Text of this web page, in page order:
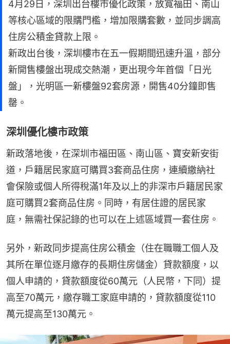
4月29日，深圳出台樓市優化政策，放寬福田、南山
等核心區域的限購門檻，增加限購套數，並同步調高
住房公積金貸款上限。
新政出台後，深圳樓市在五一假期間迅速升溫，部分
新開售樓盤出現成交熱潮，更出現今年首個「日光
盤」，光明區一新樓盤92套房源，開售40分鐘即售
罄。
深圳優化樓市政策
新政落地後，在深圳市福田區、南山區、寶安新安街
道，戶籍居民家庭可購買3套商品住房，連續繳納社
會保險或個人所得稅滿1年及以上的非深市戶籍居民家
庭可購買2套商品住房。同時，有居住證的居民家
庭，無需社保記錄的也可以在上述區域買一套住房。
另外，新政同步提高住房公積金（住在職職工個人及
其所在單位逐月繳存的長期住房儲金）貸款額度，以
個人申請的，貸款額度從60萬元（人民幣，下同）提
高至70萬元，繳存職工家庭申請的，貸款額度從110
萬元提高至130萬元。